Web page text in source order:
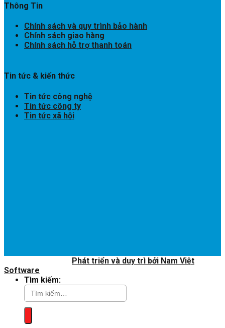
Thông Tin
Chính sách và quy trình bảo hành
Chính sách giao hàng
Chính sách hỗ trợ thanh toán
Tin tức & kiến thức
Tin tức công nghệ
Tin tức công ty
Tin tức xã hội
Phát triển và duy trì bởi Nam Việt
Software
Tìm kiếm: